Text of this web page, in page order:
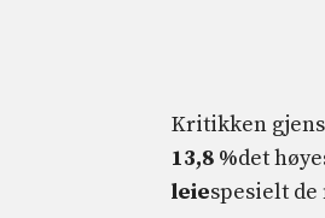
Kritikken
13,8 %det
leiespesielt de